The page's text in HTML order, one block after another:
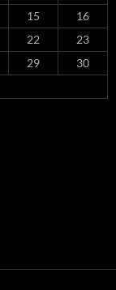
15
16
22
23
29
30